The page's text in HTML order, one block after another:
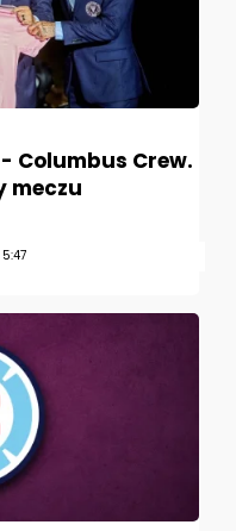
Columbus Crew.
meczu